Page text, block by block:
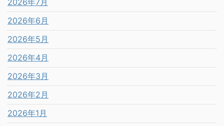
2026年7月
2026年6月
2026年5月
2026年4月
2026年3月
2026年2月
2026年1月